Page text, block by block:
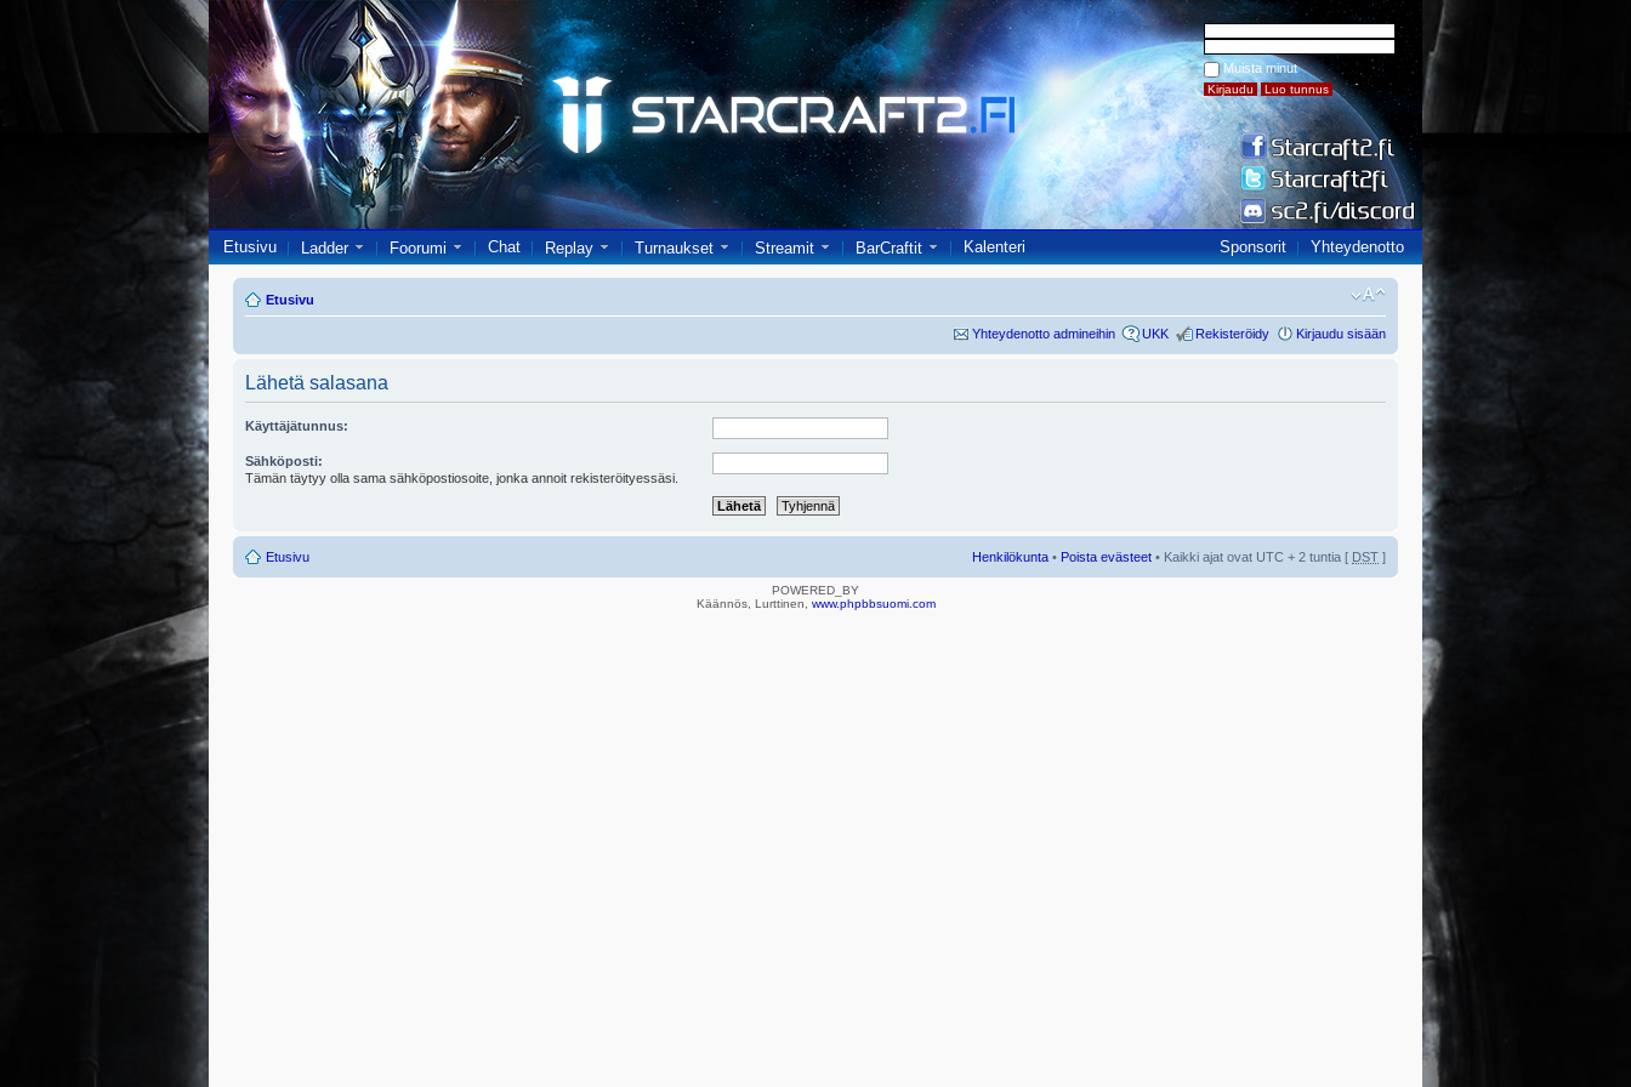
Muista minut
Etusivu Ladder Foorumi Chat Replay Turnaukset Streamit BarCraftit Kalenteri Sponsorit Yhteydenotto
Etusivu
Yhteydenotto admineihin UKK Rekisteröidy Kirjaudu sisään
Lähetä salasana
Käyttäjätunnus:
Sähköposti:
Tämän täytyy olla sama sähköpostiosoite, jonka annoit rekisteröityessäsi.
Etusivu Henkilökunta • Poista evästeet • Kaikki ajat ovat UTC + 2 tuntia [ DST ]
POWERED_BY
Käännös, Lurttinen, www.phpbbsuomi.com